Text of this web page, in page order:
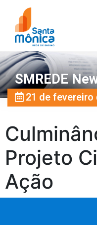
SMREDE
21 de fevereiro
Projeto
Ação